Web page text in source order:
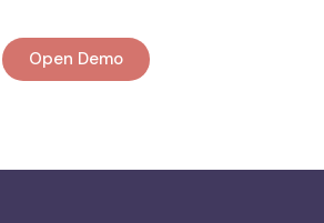
Open Demo